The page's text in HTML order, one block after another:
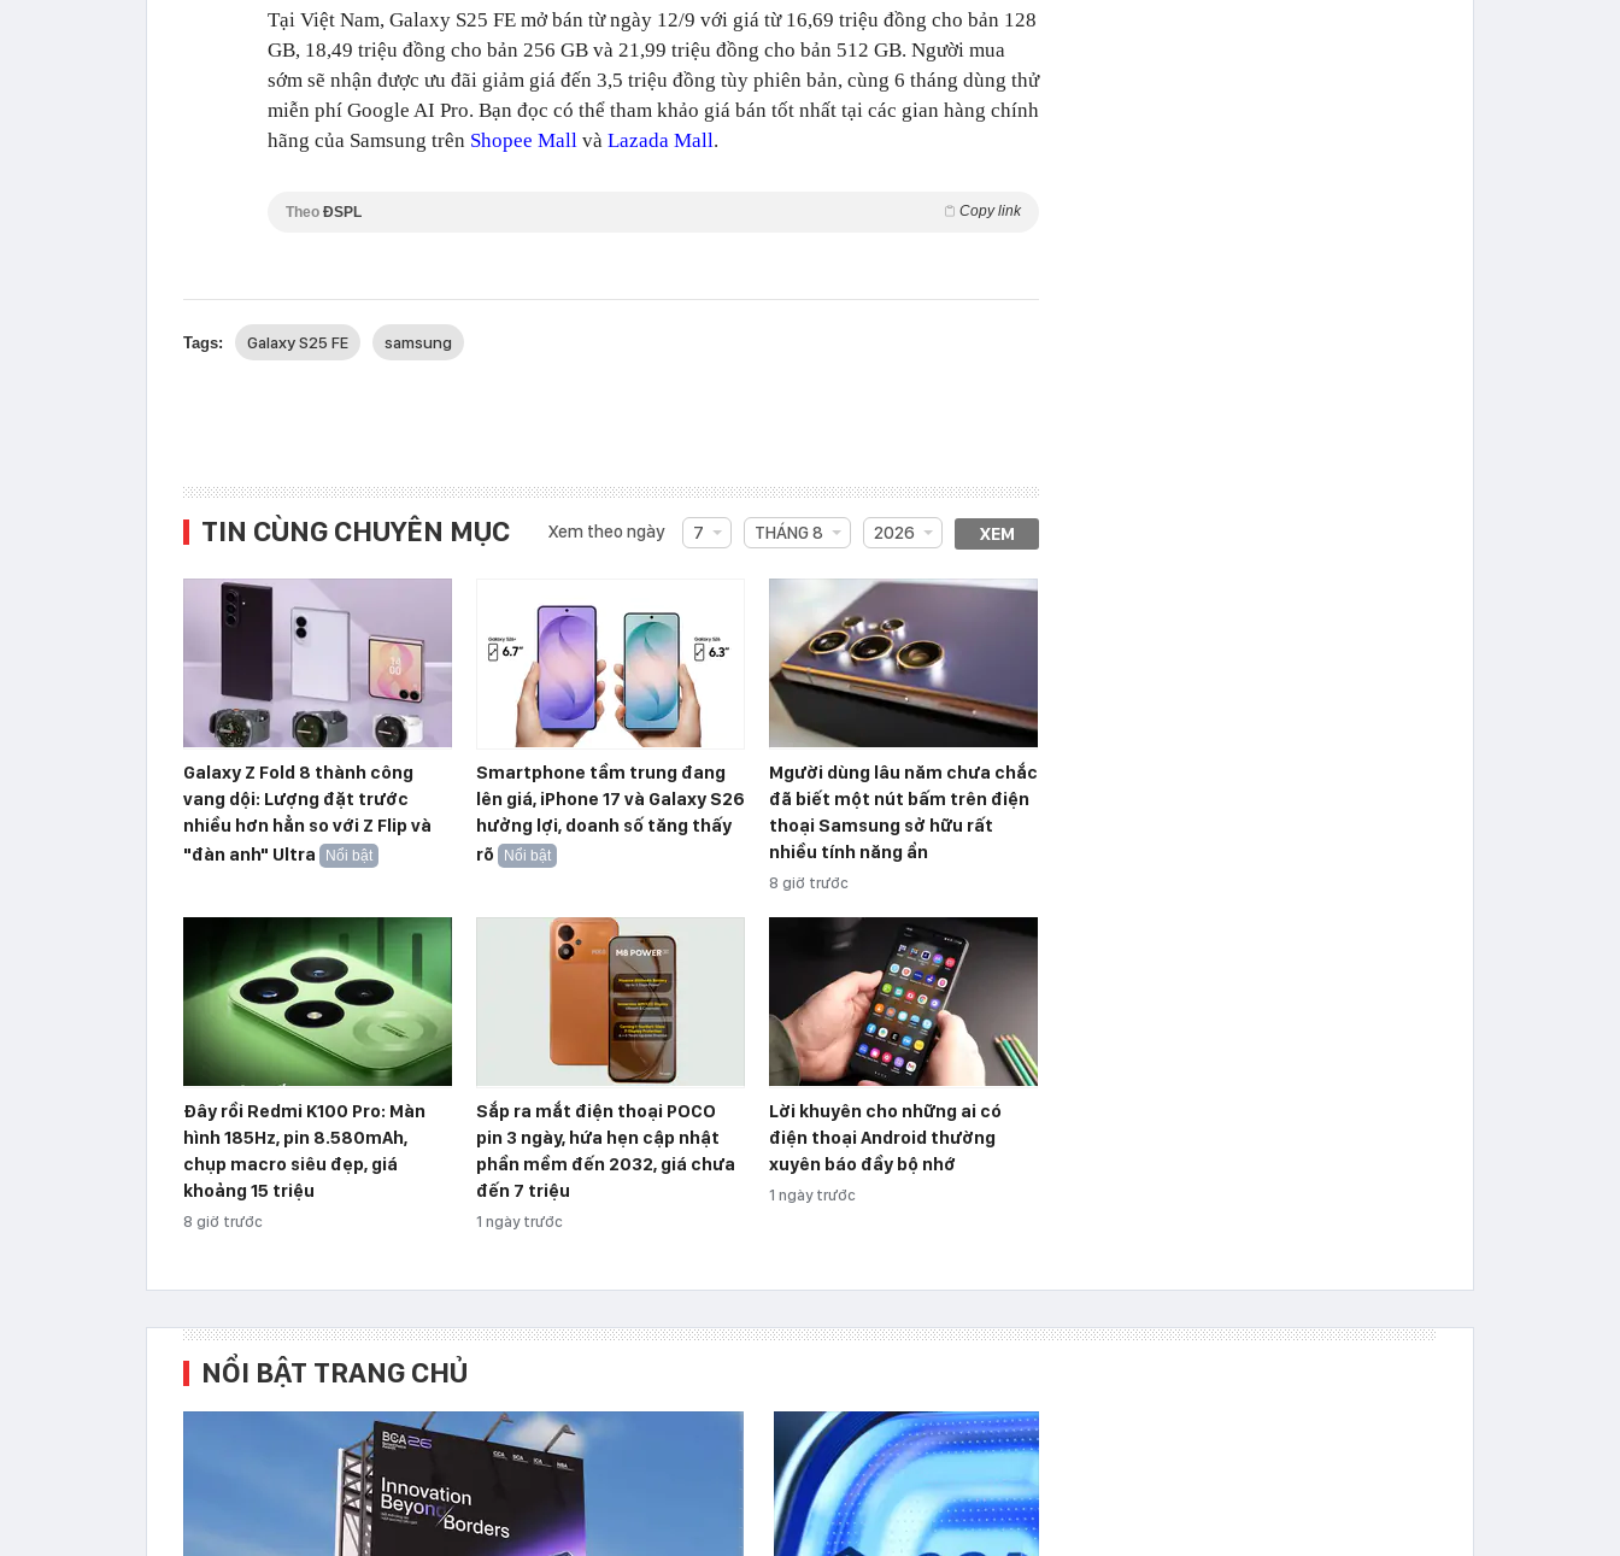
Tại Việt Nam, Galaxy S25 FE mở bán từ ngày 12/9 với giá từ 16,69 triệu đồng cho bản 128
GB, 18,49 triệu đồng cho bản 256 GB và 21,99 triệu đồng cho bản 512 GB. Người mua
sớm sẽ nhận được ưu đãi giảm giá đến 3,5 triệu đồng tùy phiên bản, cùng 6 tháng dùng thử
miễn phí Google AI Pro. Bạn đọc có thể tham khảo giá bán tốt nhất tại các gian hàng chính
hãng của Samsung trên Shopee Mall và Lazada Mall.
Theo ĐSPL Copy link
Tags: Galaxy S25 FE samsung
TIN CÙNG CHUYÊN MỤC Xem theo ngày 7 THÁNG 8 2026 XEM
Galaxy Z Fold 8 thành công
vang dội: Lượng đặt trước
nhiều hơn hẳn so với Z Flip và
"đàn anh" Ultra
Nổi bật
Smartphone tầm trung đang
lên giá, iPhone 17 và Galaxy S26
hưởng lợi, doanh số tăng thấy
rõ
Nổi bật
Mgười dùng lâu năm chưa chắc
đã biết một nút bấm trên điện
thoại Samsung sở hữu rất
nhiều tính năng ẩn
8 giờ trước
Đây rồi Redmi K100 Pro: Màn
hình 185Hz, pin 8.580mAh,
chụp macro siêu đẹp, giá
khoảng 15 triệu
8 giờ trước
Sắp ra mắt điện thoại POCO
pin 3 ngày, hứa hẹn cập nhật
phần mềm đến 2032, giá chưa
đến 7 triệu
1 ngày trước
Lời khuyên cho những ai có
điện thoại Android thường
xuyên báo đầy bộ nhớ
1 ngày trước
NỔI BẬT TRANG CHỦ